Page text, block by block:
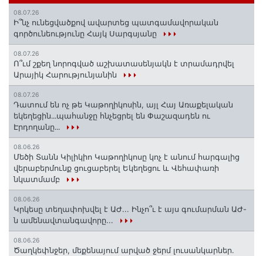
08.07.26
Ի՞նչ ունեցվածքով ավարտեց պատգամավորական
գործունեությունը Հայկ Սարգսյանը
08.07.26
Ո՞ւմ շքեղ նորոգված աշխատասենյակն է տրամադրվել
Արայիկ Հարությունյանին
08.07.26
Դատում են ոչ թե Կաթողիկոսին, այլ Հայ Առաքելական
եկեղեցին․․․պահանջը հնչեցրել են Փաշազադեն ու
Էրդողանը․․․
08.06.26
Մեծի Տանն Կիլիկիո Կաթողիկոսը կոչ է անում հարգալից
վերաբերմունք ցուցաբերել Եկեղեցու և Վեհափառի
նկատմամբ
08.06.26
Կրկեսը տեղափոխվել է ԱԺ... Ինչո՞ւ է այս գումարման ԱԺ-
ն ամենավտանգավորը...
08.06.26
Ծաղկեփնջեր, մեքենայում արված ջերմ լուսանկարներ.